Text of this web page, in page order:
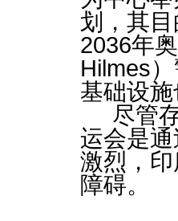
划，其
2036年
Hilmes
基础设
尽管存
运会是
激烈，
障碍。